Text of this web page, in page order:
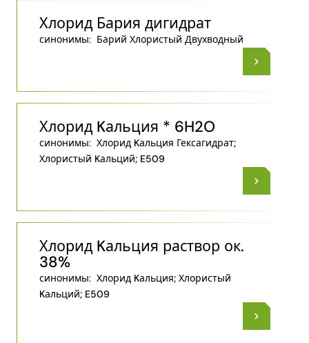
Хлорид Бария дигидрат
синонимы: Барий Хлористый Двухводный
Хлорид Kальция * 6H2O
синонимы: Хлорид Kальция Гексагидрат;
Хлористый Kальций; E509
Хлорид Kальция раствор ок.
38%
синонимы: Хлорид Kальция; Хлористый
Kальций; E509